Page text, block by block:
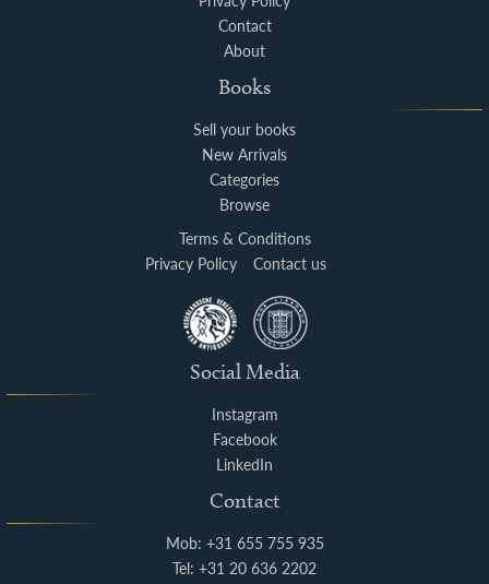
Contact
About
Books
Sell your books
New Arrivals
Categories
Browse
Terms & Conditions
Privacy Policy
Contact us
Social Media
Instagram
Facebook
LinkedIn
Contact
Mob: +31 655 755 935
Tel: +31 20 636 2202